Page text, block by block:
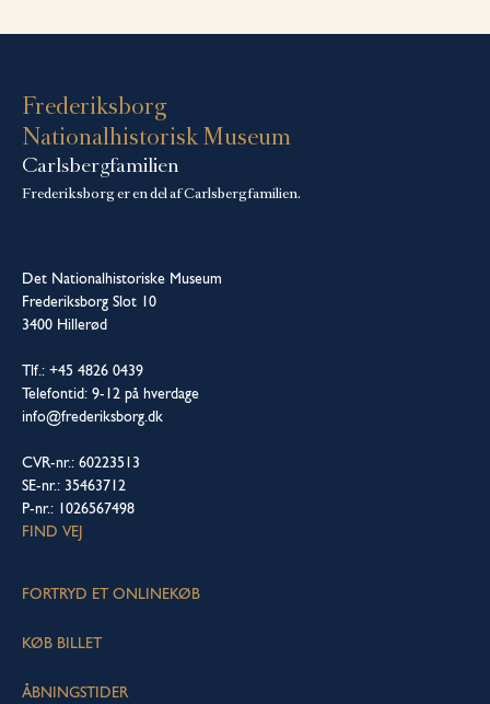
Frederiksborg
Nationalhistorisk Museum
Carlsbergfamilien
Frederiksborg er en del af Carlsbergfamilien.
Det Nationalhistoriske Museum
Frederiksborg Slot 10
3400 Hillerød
Tlf.: +45 4826 0439
Telefontid: 9-12 på hverdage
info@frederiksborg.dk
CVR-nr.: 60223513
SE-nr.: 35463712
P-nr.: 1026567498
FIND VEJ
FORTRYD ET ONLINEKØB
KØB BILLET
ÅBNINGSTIDER